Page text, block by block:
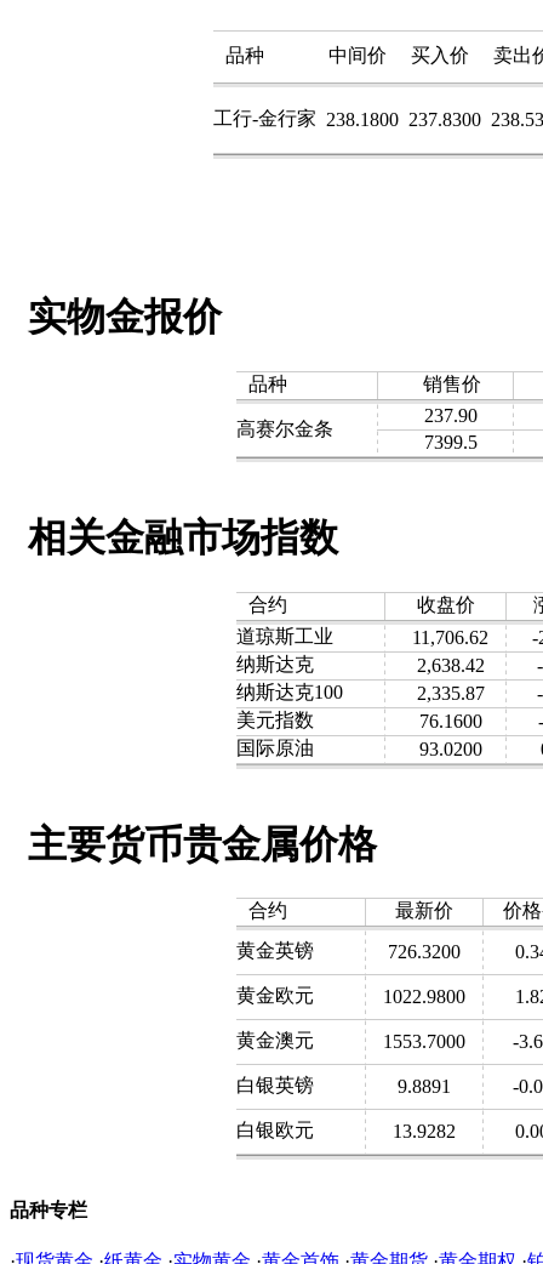
品种 中间价 买入价 卖出
工行-金行家 238.1800 237.8300
实物金报价
品种 销售价
高赛尔金条
237.90
7399.5
相关金融市场指数
合约 收盘价
道琼斯工业
11,706.62
-
纳斯达克
2,638.42
纳斯达克100
2,335.87
美元指数
76.1600
国际原油
93.0200
主要货币贵金属价格
合约 最新价
价
黄金英镑
726.3200
黄金欧元 1022.9800
黄金澳元 1553.7000 -
白银英镑 9.8891 -
白银欧元 13.9282
品种专栏